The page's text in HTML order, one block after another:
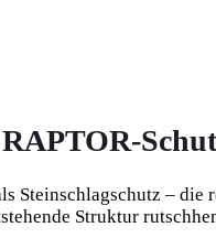
Steinschlagschutz –
Struktur